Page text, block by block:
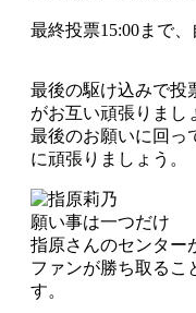
最終投票15:00まで
最後の駆け込みで投
がお互い頑張りまし
最後のお願いに回っ
に頑張りましょう。
願い事は一つだけ
指原さんのセンター
ファンが勝ち取るこ
す。